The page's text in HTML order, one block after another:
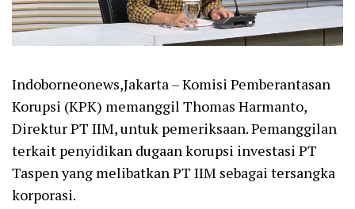
Indoborneonews,Jakarta – Komisi Pemberantasan
Korupsi (KPK) memanggil Thomas Harmanto,
Direktur PT IIM, untuk pemeriksaan. Pemanggilan
terkait penyidikan dugaan korupsi investasi PT
Taspen yang melibatkan PT IIM sebagai tersangka
korporasi.